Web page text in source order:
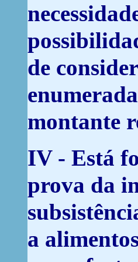
de
montante
IV - Está
prova da
a